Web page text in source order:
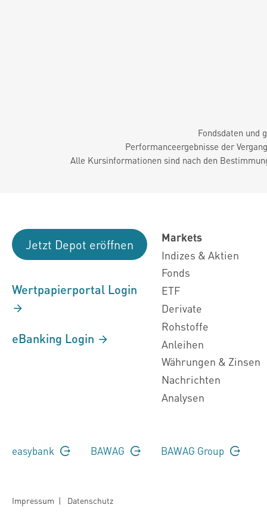
Fondsdaten und
Performanceergebnisse der
Alle Kursinformationen sind nach den
Jetzt Depot eröffnen
Wertpapierportal Login
eBanking Login
Markets
Indizes & Aktien
Fonds
ETF
Derivate
Rohstoffe
Anleihen
Währungen & Zinsen
Nachrichten
Analysen
easybank BAWAG BAWAG Group
Impressum | Datenschutz